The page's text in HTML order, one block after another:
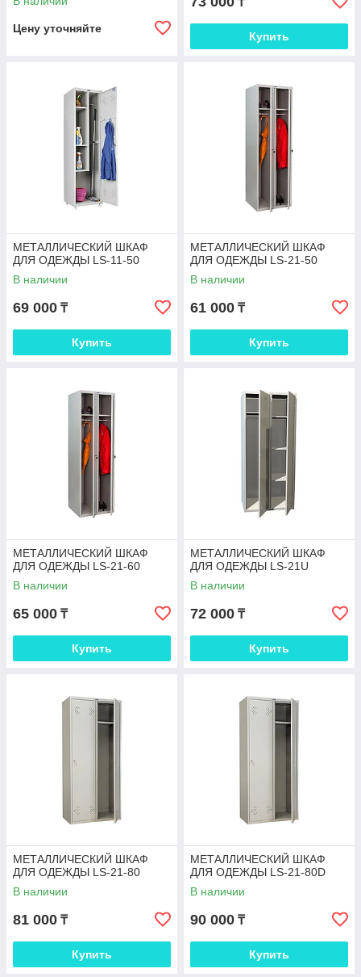
Цену уточняйте
Купить
МЕТАЛЛИЧЕСКИЙ ШКАФ
ДЛЯ ОДЕЖДЫ LS-11-50
В наличии
69 000 ₸
Купить
МЕТАЛЛИЧЕСКИЙ ШКАФ
ДЛЯ ОДЕЖДЫ LS-21-50
В наличии
61 000 ₸
Купить
МЕТАЛЛИЧЕСКИЙ ШКАФ
ДЛЯ ОДЕЖДЫ LS-21-60
В наличии
65 000 ₸
Купить
МЕТАЛЛИЧЕСКИЙ ШКАФ
ДЛЯ ОДЕЖДЫ LS-21U
В наличии
72 000 ₸
Купить
МЕТАЛЛИЧЕСКИЙ ШКАФ
ДЛЯ ОДЕЖДЫ LS-21-80
В наличии
81 000 ₸
Купить
МЕТАЛЛИЧЕСКИЙ ШКАФ
ДЛЯ ОДЕЖДЫ LS-21-80D
В наличии
90 000 ₸
Купить